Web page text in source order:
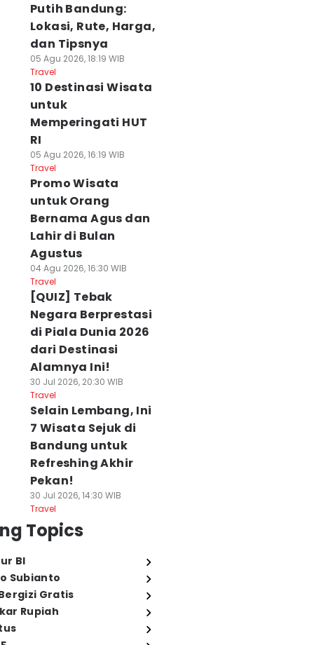
Putih Bandung:
Lokasi, Rute, Harga,
dan Tipsnya
05 Agu 2026, 18:19 WIB
Travel
10 Destinasi Wisata
untuk
Memperingati HUT
RI
05 Agu 2026, 16:19 WIB
Travel
Promo Wisata
untuk Orang
Bernama Agus dan
Lahir di Bulan
Agustus
04 Agu 2026, 16:30 WIB
Travel
[QUIZ] Tebak
Negara Berprestasi
di Piala Dunia 2026
dari Destinasi
Alamnya Ini!
30 Jul 2026, 20:30 WIB
Travel
Selain Lembang, Ini
7 Wisata Sejuk di
Bandung untuk
Refreshing Akhir
Pekan!
30 Jul 2026, 14:30 WIB
Travel
Topics
BI
Subianto
Gratis
Rupiah